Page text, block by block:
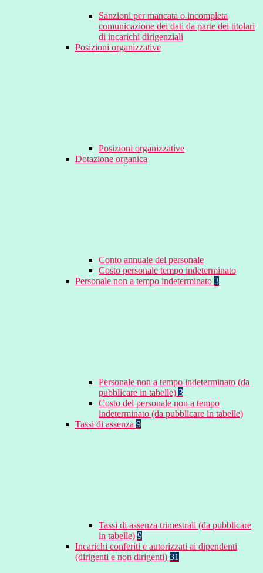
Sanzioni per mancata o incompleta
comunicazione dei dati da parte dei titolari
di incarichi dirigenziali
Posizioni organizzative
Posizioni organizzative
Dotazione organica
Conto annuale del personale
Costo personale tempo indeterminato
Personale non a tempo indeterminato 3
Personale non a tempo indeterminato (da
pubblicare in tabelle) 3
Costo del personale non a tempo
indeterminato (da pubblicare in tabelle)
Tassi di assenza 9
Tassi di assenza trimestrali (da pubblicare
in tabelle) 9
Incarichi conferiti e autorizzati ai dipendenti
(dirigenti e non dirigenti) 31